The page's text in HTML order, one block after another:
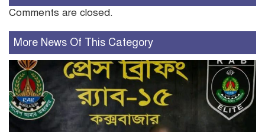
Comments are closed.
More News Of This Category